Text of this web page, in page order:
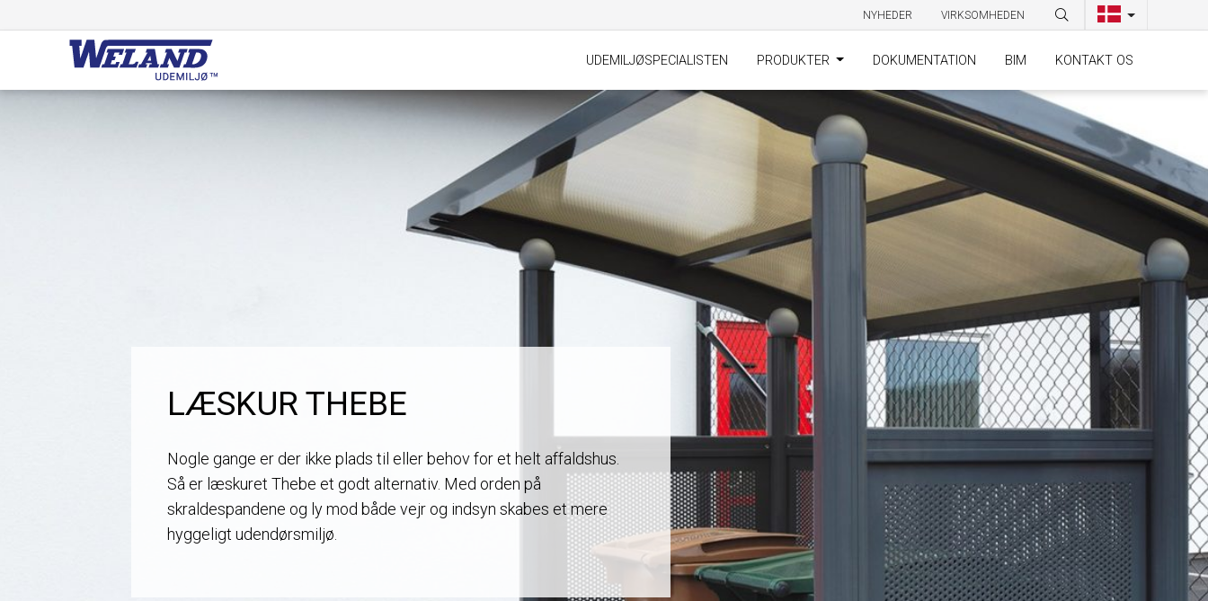
NYHEDER VIRKSOMHEDEN
UDEMILJØSPECIALISTEN PRODUKTER DOKUMENTATION BIM KONTAKT OS
LÆSKUR THEBE
Nogle gange er der ikke plads til eller behov for et helt affaldshus.
Så er læskuret Thebe et godt alternativ. Med orden på
skraldespandene og ly mod både vejr og indsyn skabes et mere
hyggeligt udendørsmiljø.